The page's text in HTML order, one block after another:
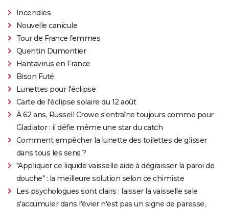
Incendies
Nouvelle canicule
Tour de France femmes
Quentin Dumontier
Hantavirus en France
Bison Futé
Lunettes pour l'éclipse
Carte de l'éclipse solaire du 12 août
À 62 ans, Russell Crowe s'entraîne toujours comme pour
Gladiator : il défie même une star du catch
Comment empêcher la lunette des toilettes de glisser
dans tous les sens ?
"Appliquer ce liquide vaisselle aide à dégraisser la paroi de
douche" : la meilleure solution selon ce chimiste
Les psychologues sont clairs : laisser la vaisselle sale
s'accumuler dans l'évier n'est pas un signe de paresse,